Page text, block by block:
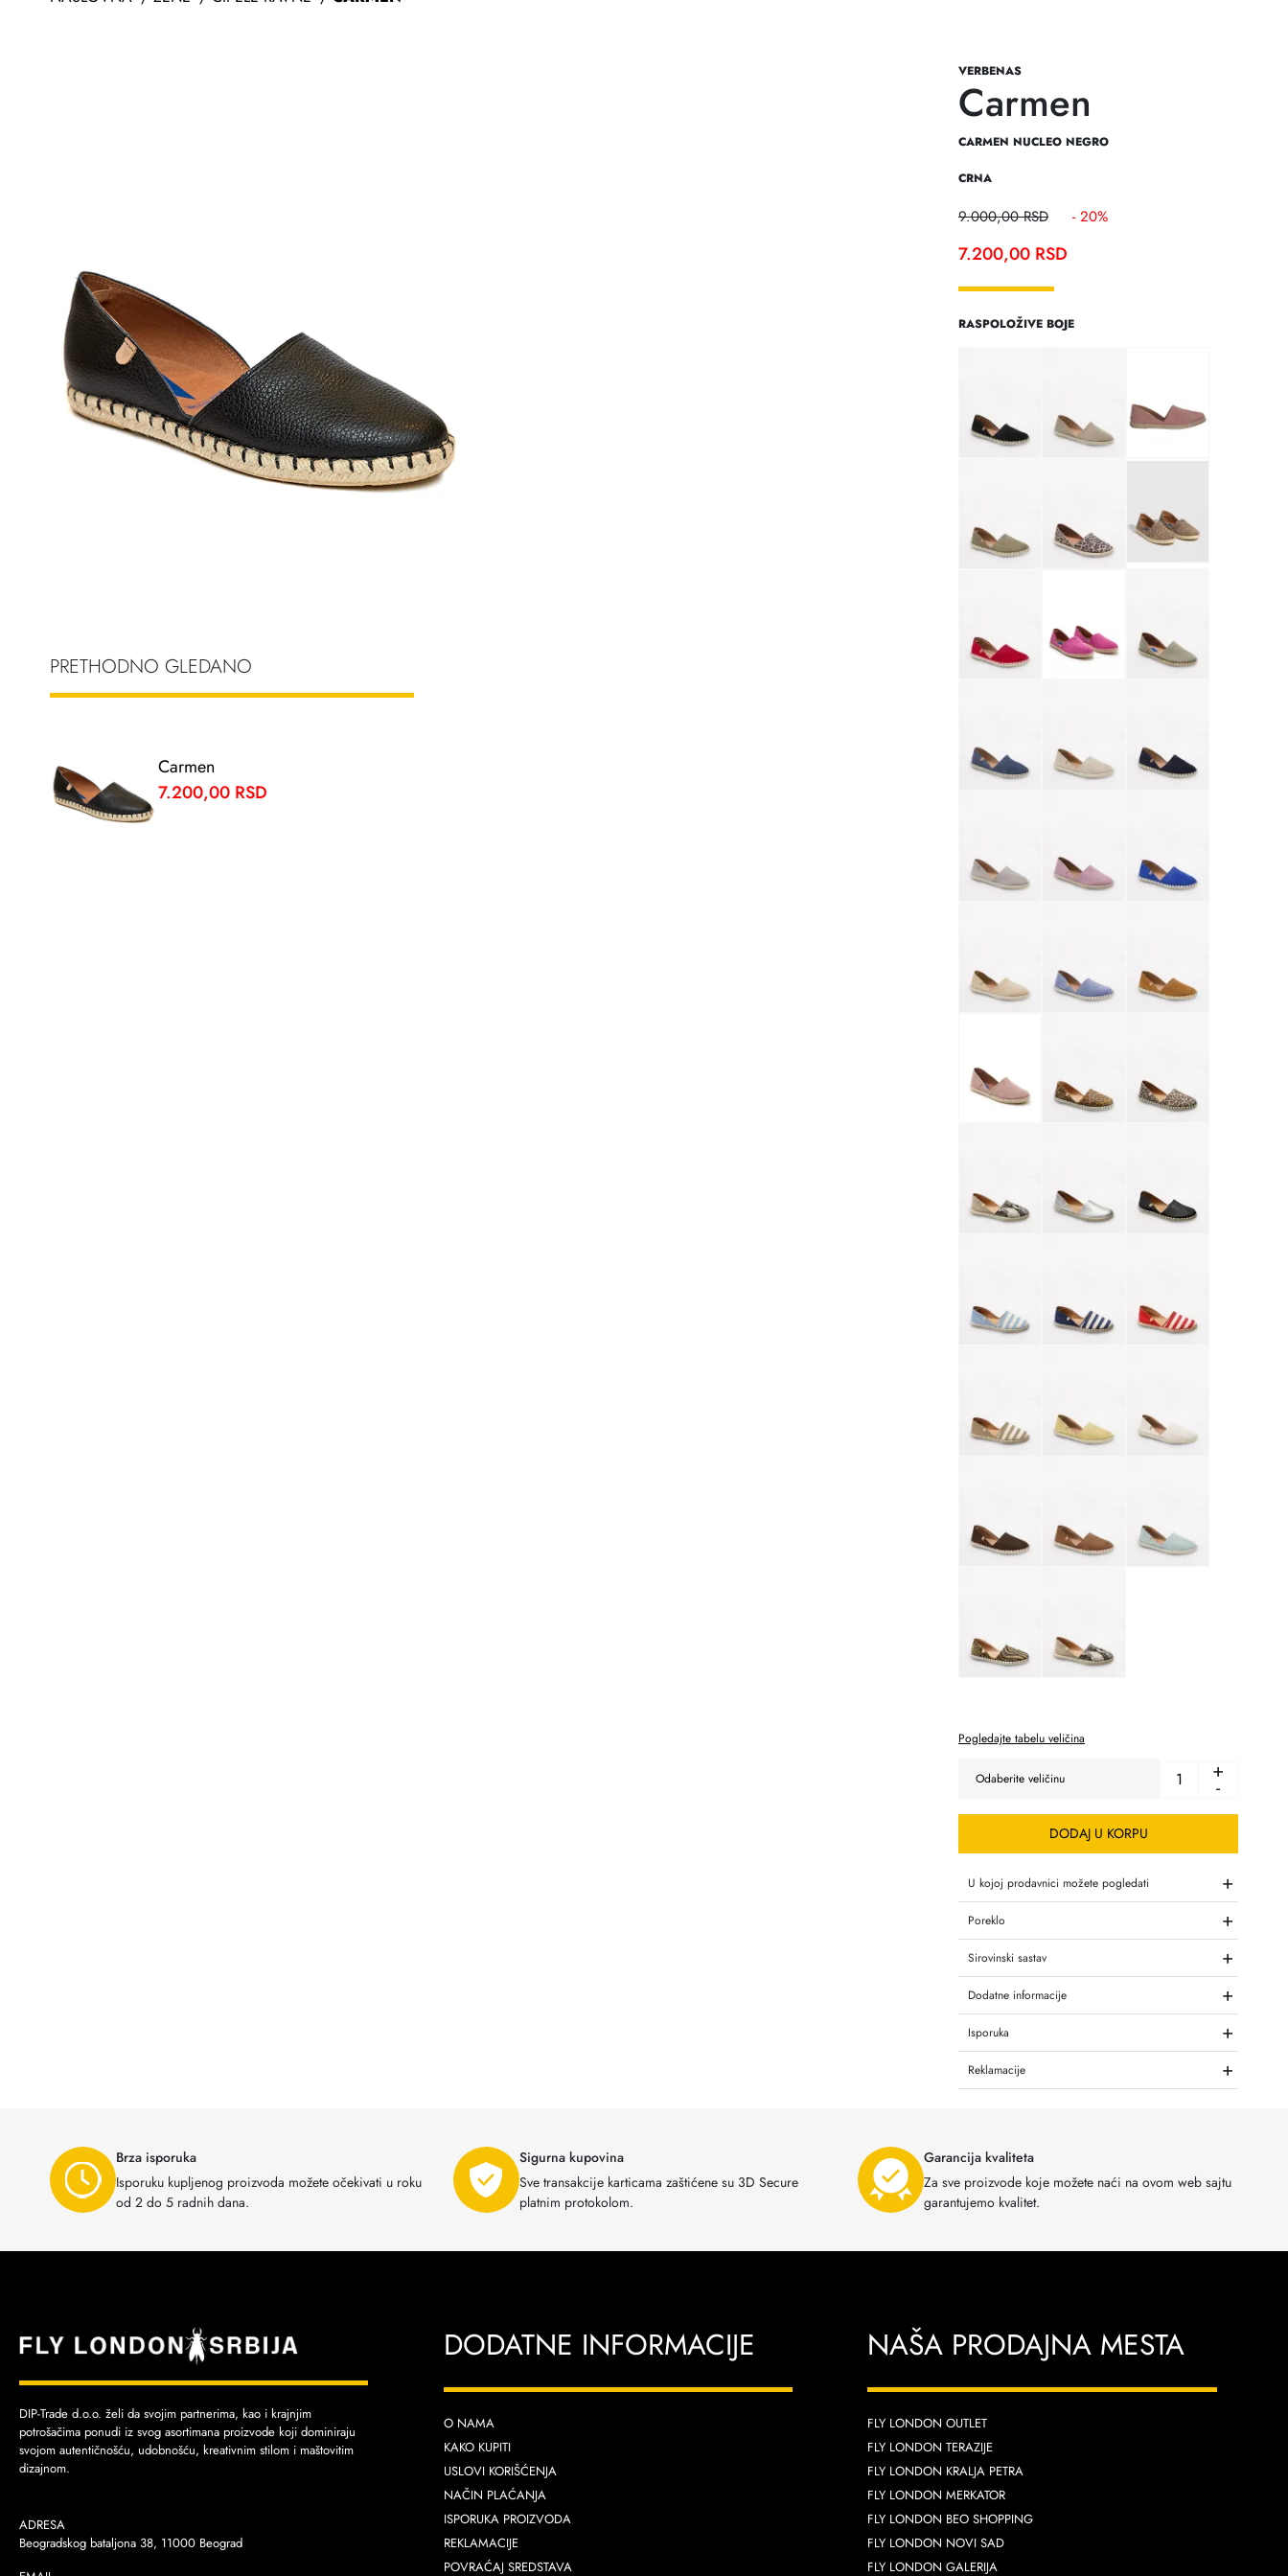
PRETHODNO GLEDANO
Carmen
7.200,00 RSD
VERBENAS
Carmen
CARMEN NUCLEO NEGRO
CRNA
9.000,00RSD - 20%
7.200,00 RSD
RASPOLOŽIVE BOJE
Pogledajte tabelu veličina
+
-
DODAJ U KORPU
U kojoj prodavnici možete pogledati +
Poreklo +
Sirovinski sastav +
Dodatne informacije +
Isporuka +
Reklamacije +
Brza isporuka
Isporuku kupljenog proizvoda možete očekivati u roku
od 2 do 5 radnih dana.
Sigurna kupovina
Sve transakcije karticama zaštićene su 3D Secure
platnim protokolom.
Garancija kvaliteta
Za sve proizvode koje možete naći na ovom web sajtu
garantujemo kvalitet.
DIP-Trade d.o.o. želi da svojim partnerima, kao i krajnjim
potrošačima ponudi iz svog asortimana proizvode koji dominiraju
svojom autentičnošću, udobnošću, kreativnim stilom i maštovitim
dizajnom.
ADRESA
Beogradskog bataljona 38, 11000 Beograd
DODATNE INFORMACIJE
O NAMA
KAKO KUPITI
USLOVI KORIŠĆENJA
NAČIN PLAĆANJA
ISPORUKA PROIZVODA
REKLAMACIJE
POVRAĆAJ SREDSTAVA
NAŠA PRODAJNA MESTA
FLY LONDON OUTLET
FLY LONDON TERAZIJE
FLY LONDON KRALJA PETRA
FLY LONDON MERKATOR
FLY LONDON BEO SHOPPING
FLY LONDON NOVI SAD
FLY LONDON GALERIJA